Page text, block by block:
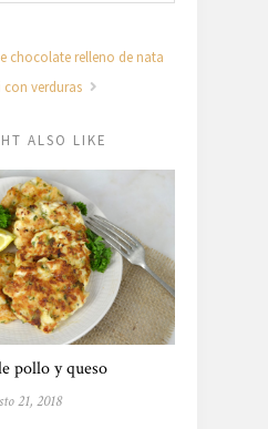
chocolate relleno de nata
verduras
ALSO LIKE
pollo y queso
21, 2018